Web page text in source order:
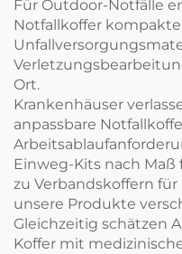
Für Outdoor-Notfälle
Notfallkoffer
Ort.
Krankenhäuser
anpassbare
Einweg-Kits nach
zu Verbandskoffern
unsere Produkte
Gleichzeitig schätzen
Koffer mit